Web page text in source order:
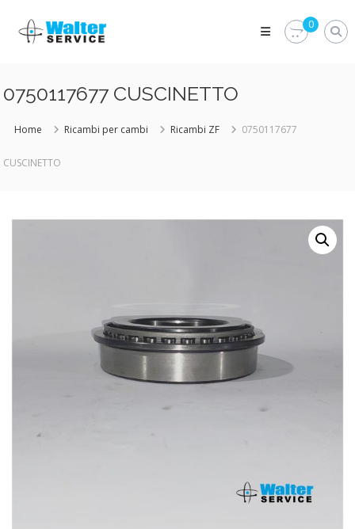
content
Walter
Service
parti
del
Vieni
0
0750117677 CUSCINETTO
Home Ricambi per cambi Ricambi ZF 0750117677
CUSCINETTO